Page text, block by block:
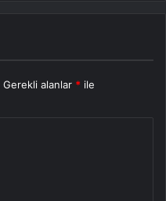
Gerekli alanlar * ile